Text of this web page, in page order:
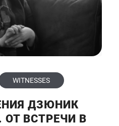
ДЗЮНИК
ВСТРЕЧИ В
WITNESSES